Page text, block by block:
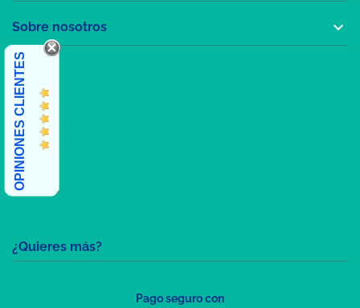
¿Quieres más?
Sobre nosotros 
OPINIONES CLIENTES
Pago seguro con